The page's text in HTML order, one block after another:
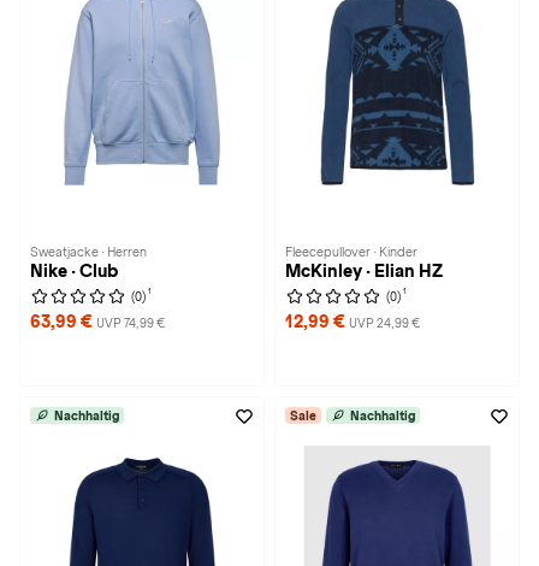
Sweatjacke · Herren
Nike · Club
(0) 1
63,99 € UVP 74,99 €
Fleecepullover · Kinder
McKinley · Elian HZ
(0) 1
12,99 € UVP 24,99 €
Nachhaltig Sale Nachhaltig